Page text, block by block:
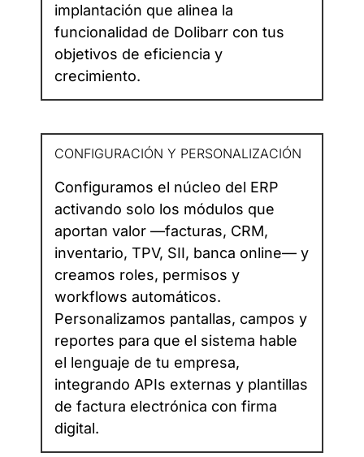
implantación que alinea la
funcionalidad de Dolibarr con tus
objetivos de eficiencia y
crecimiento.
CONFIGURACIÓN Y PERSONALIZACIÓN
Configuramos el núcleo del ERP
activando solo los módulos que
aportan valor —facturas, CRM,
inventario, TPV, SII, banca online— y
creamos roles, permisos y
workflows automáticos.
Personalizamos pantallas, campos y
reportes para que el sistema hable
el lenguaje de tu empresa,
integrando APIs externas y plantillas
de factura electrónica con firma
digital.